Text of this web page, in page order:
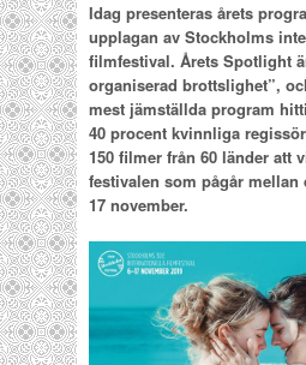
Idag presenteras årets
upplagan av Stockholms
filmfestival. Årets Spotlight
organiserad brottslighet”,
mest jämställda program
40 procent kvinnliga
150 filmer från 60 länder att
festivalen som pågår mellan
17 november.